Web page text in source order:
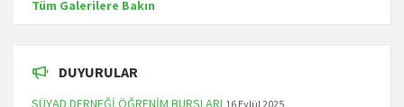
Tüm Galerilere Bakın
DUYURULAR
SÜYAD DERNEĞİ ÖĞRENİM BURSLARI 16 Eylül 2025